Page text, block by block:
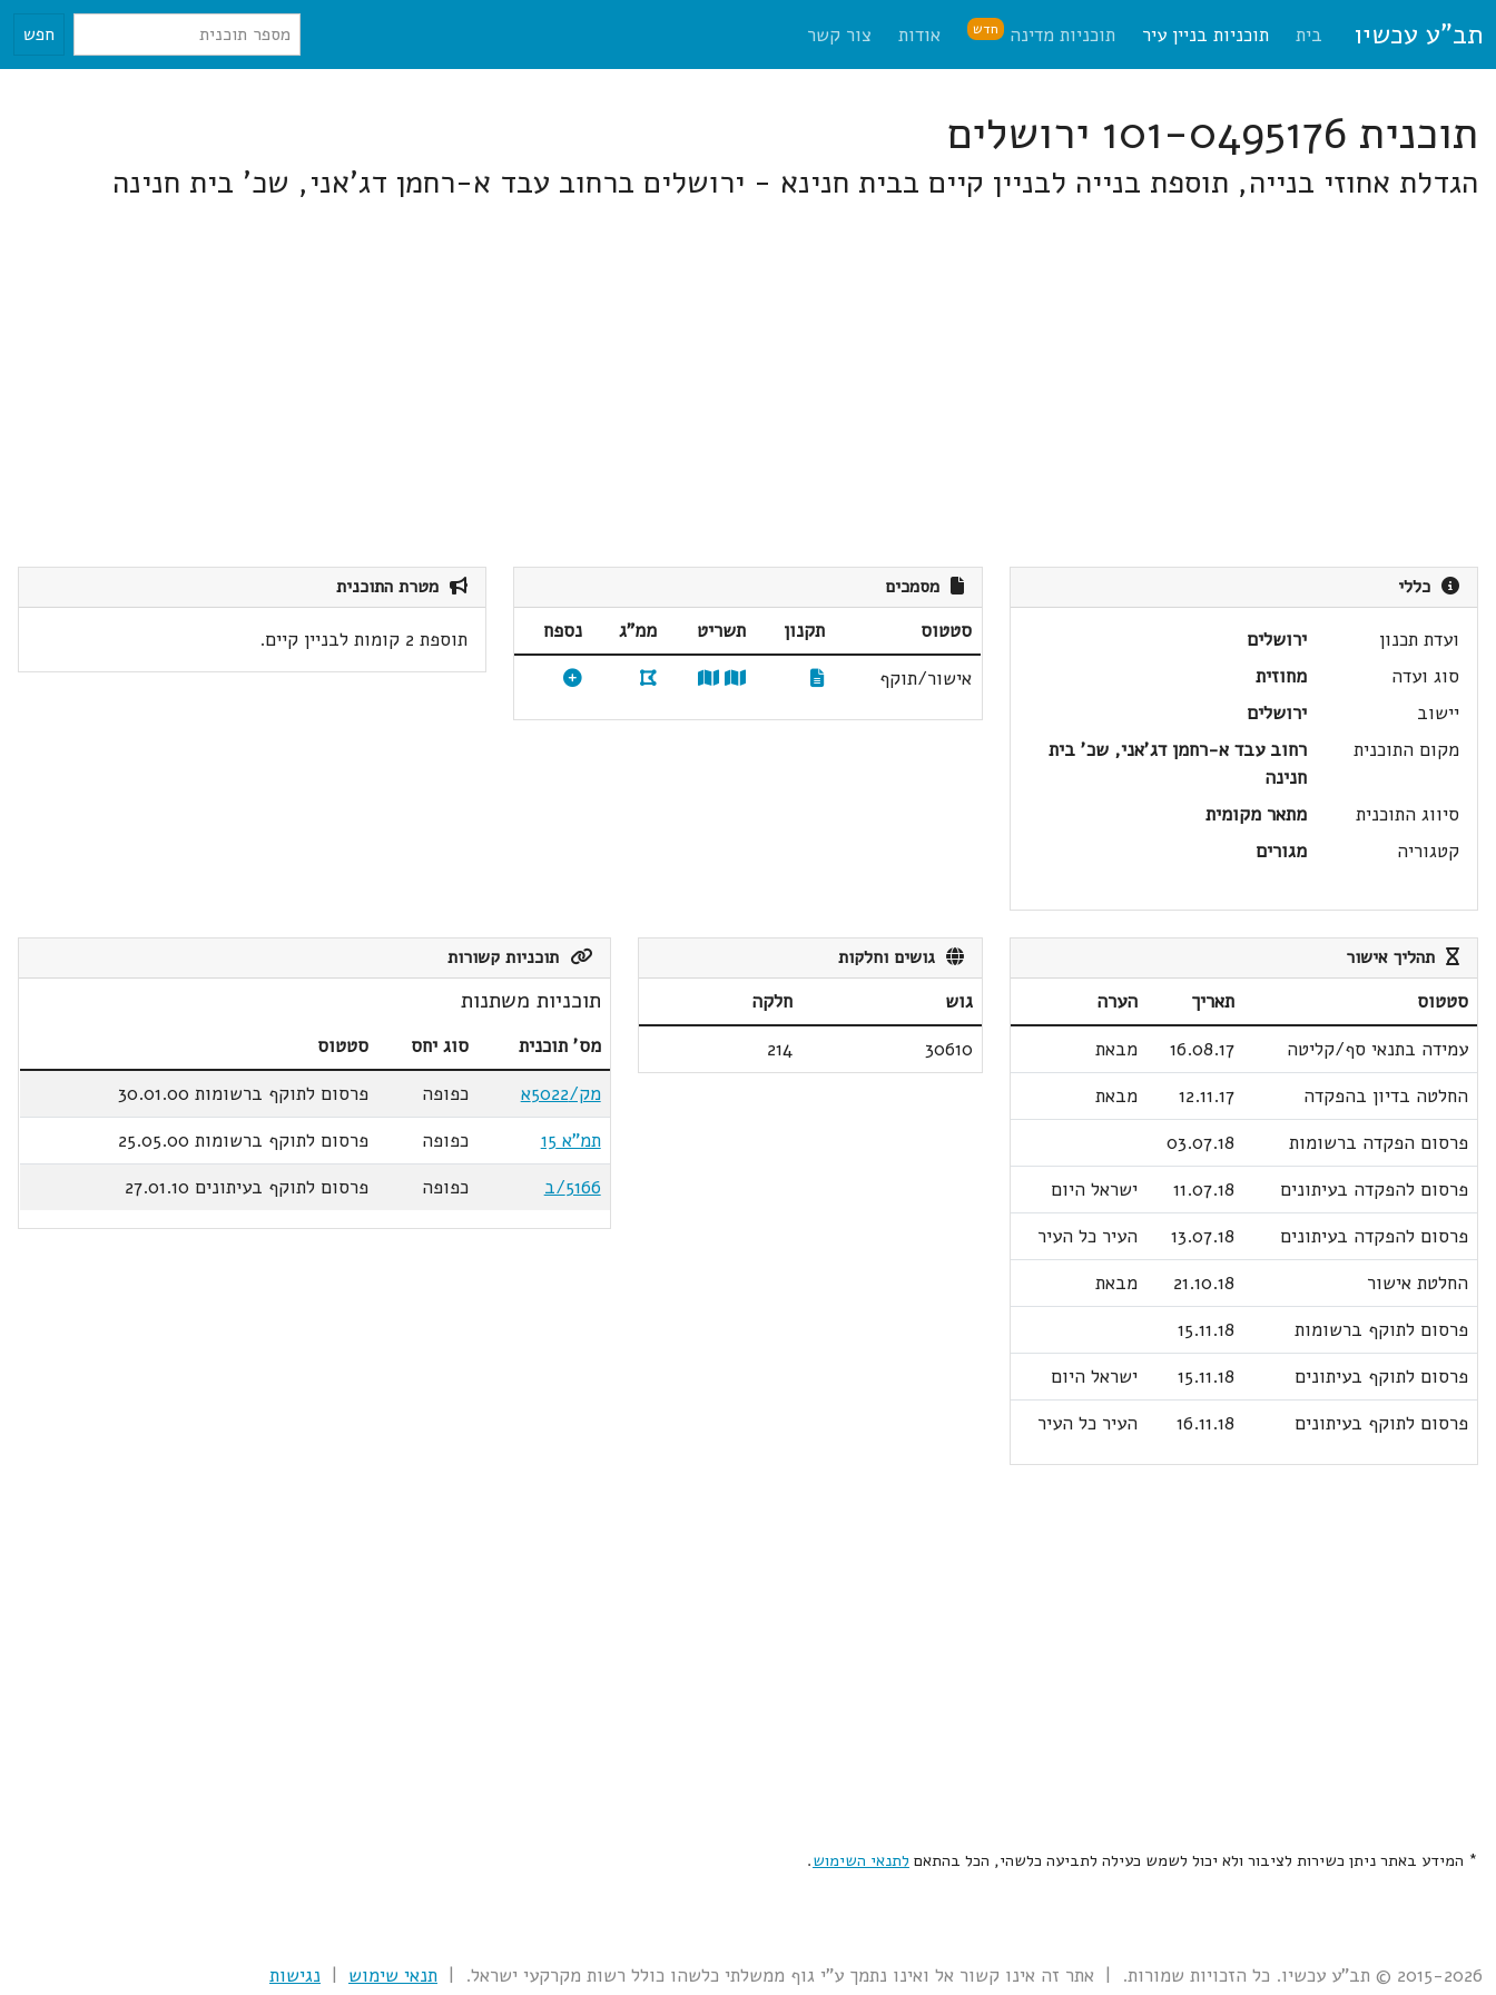
תב"ע עכשיו בית תוכניות בניין עיר תוכניות מדינה חדש אודות צור קשר חפש
תוכנית 101-0495176 ירושלים
הגדלת אחוזי בנייה, תוספת בנייה לבניין קיים בבית חנינא - ירושלים ברחוב עבד א-רחמן דג'אני, שכ' בית חנינה
כללי
ועדת תכנון
ירושלים
סוג ועדה
מחוזית
יישוב
ירושלים
מקום התוכנית
רחוב עבד א-רחמן דג'אני, שכ' בית
חנינה
סיווג התוכנית
מתאר מקומית
קטגוריה
מגורים
מסמכים
סטטוס תקנון תשריט ממ"ג
נספח
אישור/תוקף
מטרת התוכנית
תוספת 2 קומות לבניין קיים.
תהליך אישור
סטטוס תאריך
הערה
עמידה בתנאי סף/קליטה
16.08.17
מבאת
החלטה בדיון בהפקדה
12.11.17
מבאת
פרסום הפקדה ברשומות
03.07.18
פרסום להפקדה בעיתונים
11.07.18
ישראל היום
פרסום להפקדה בעיתונים
13.07.18
העיר כל העיר
החלטת אישור
21.10.18
מבאת
פרסום לתוקף ברשומות
15.11.18
פרסום לתוקף בעיתונים
15.11.18
ישראל היום
פרסום לתוקף בעיתונים
16.11.18 העיר כל העיר
גושים וחלקות
גוש
חלקה
30610
214
תוכניות קשורות
תוכניות משתנות
מס' תוכנית סוג יחס
סטטוס
מק/5022א
כפופה
פרסום לתוקף ברשומות 30.01.00
תמ"א 15
כפופה
פרסום לתוקף ברשומות 25.05.00
5166/ב
כפופה פרסום לתוקף בעיתונים 27.01.10
* המידע באתר ניתן כשירות לציבור ולא יכול לשמש כעילה לתביעה כלשהי, הכל בהתאם לתנאי השימוש.
2015-2026 © תב"ע עכשיו. כל הזכויות שמורות. | אתר זה אינו קשור אל ואינו נתמך ע"י גוף ממשלתי כלשהו כולל רשות מקרקעי ישראל. | תנאי שימוש | נגישות